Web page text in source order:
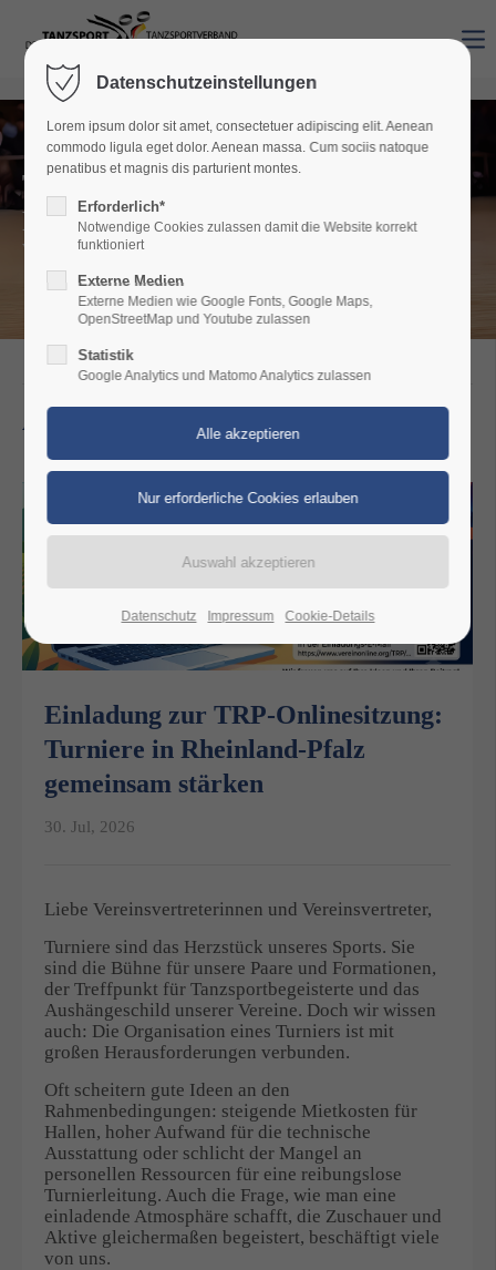
TANZSPORTVERBAND
RHEINLAND-PFALZ
Wir verbinden Tanzen.
Aktuell
Einladung zur TRP-Onlinesitzung:
Turniere in Rheinland-Pfalz
gemeinsam stärken
30. Jul, 2026
Liebe Vereinsvertreterinnen und Vereinsvertreter,
Turniere sind das Herzstück unseres Sports. Sie
sind die Bühne für unsere Paare und Formationen,
der Treffpunkt für Tanzsportbegeisterte und das
Aushängeschild unserer Vereine. Doch wir wissen
auch: Die Organisation eines Turniers ist mit
großen Herausforderungen verbunden.
Oft scheitern gute Ideen an den
Rahmenbedingungen: steigende Mietkosten für
Hallen, hoher Aufwand für die technische
Ausstattung oder schlicht der Mangel an
personellen Ressourcen für eine reibungslose
Turnierleitung. Auch die Frage, wie man eine
einladende Atmosphäre schafft, die Zuschauer und
Aktive gleichermaßen begeistert, beschäftigt viele
von uns.
Datenschutzeinstellungen
Lorem ipsum dolor sit amet, consectetuer adipiscing elit. Aenean
commodo ligula eget dolor. Aenean massa. Cum sociis natoque
penatibus et magnis dis parturient montes.
Erforderlich*
Notwendige Cookies zulassen damit die Website korrekt
funktioniert
Externe Medien
Externe Medien wie Google Fonts, Google Maps,
OpenStreetMap und Youtube zulassen
Statistik
Google Analytics und Matomo Analytics zulassen
Datenschutz Impressum Cookie-Details